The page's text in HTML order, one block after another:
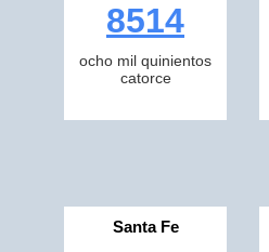
8514
ocho mil quinientos
catorce
Santa Fe